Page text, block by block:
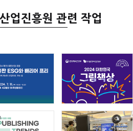
업진흥원 관련 작업